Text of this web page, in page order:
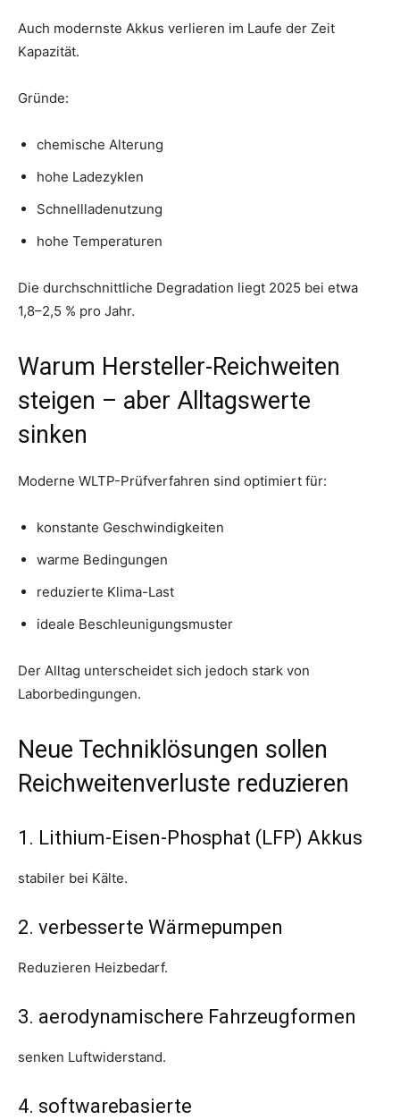
Auch modernste Akkus verlieren im Laufe der Zeit
Kapazität.
Gründe:
chemische Alterung
hohe Ladezyklen
Schnellladenutzung
hohe Temperaturen
Die durchschnittliche Degradation liegt 2025 bei etwa
1,8–2,5 % pro Jahr.
Warum Hersteller-Reichweiten
steigen – aber Alltagswerte
sinken
Moderne WLTP-Prüfverfahren sind optimiert für:
konstante Geschwindigkeiten
warme Bedingungen
reduzierte Klima-Last
ideale Beschleunigungsmuster
Der Alltag unterscheidet sich jedoch stark von
Laborbedingungen.
Neue Techniklösungen sollen
Reichweitenverluste reduzieren
1. Lithium-Eisen-Phosphat (LFP) Akkus
stabiler bei Kälte.
2. verbesserte Wärmepumpen
Reduzieren Heizbedarf.
3. aerodynamischere Fahrzeugformen
senken Luftwiderstand.
4. softwarebasierte